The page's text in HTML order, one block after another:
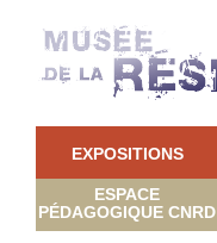
EXPOSITIONS
ESPACE
PÉDAGOGIQUE CNRD